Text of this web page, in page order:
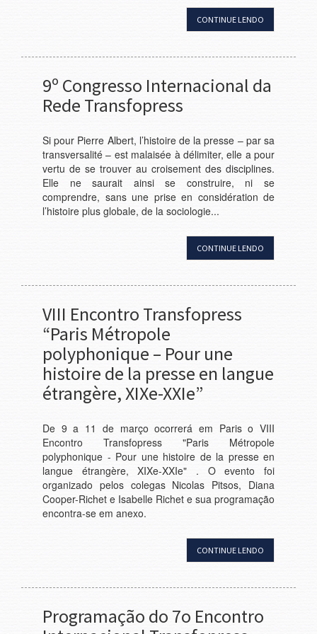
CONTINUE LENDO
9º Congresso Internacional da
Rede Transfopress
Si pour Pierre Albert, l’histoire de la presse – par sa
transversalité – est malaisée à délimiter, elle a pour
vertu de se trouver au croisement des disciplines.
Elle ne saurait ainsi se construire, ni se
comprendre, sans une prise en considération de
l’histoire plus globale, de la sociologie...
CONTINUE LENDO
VIII Encontro Transfopress
“Paris Métropole
polyphonique – Pour une
histoire de la presse en langue
étrangère, XIXe-XXIe”
De 9 a 11 de março ocorrerá em Paris o VIII
Encontro Transfopress "Paris Métropole
polyphonique - Pour une histoire de la presse en
langue étrangère, XIXe-XXIe" . O evento foi
organizado pelos colegas Nicolas Pitsos, Diana
Cooper-Richet e Isabelle Richet e sua programação
encontra-se em anexo.
CONTINUE LENDO
Programação do 7o Encontro